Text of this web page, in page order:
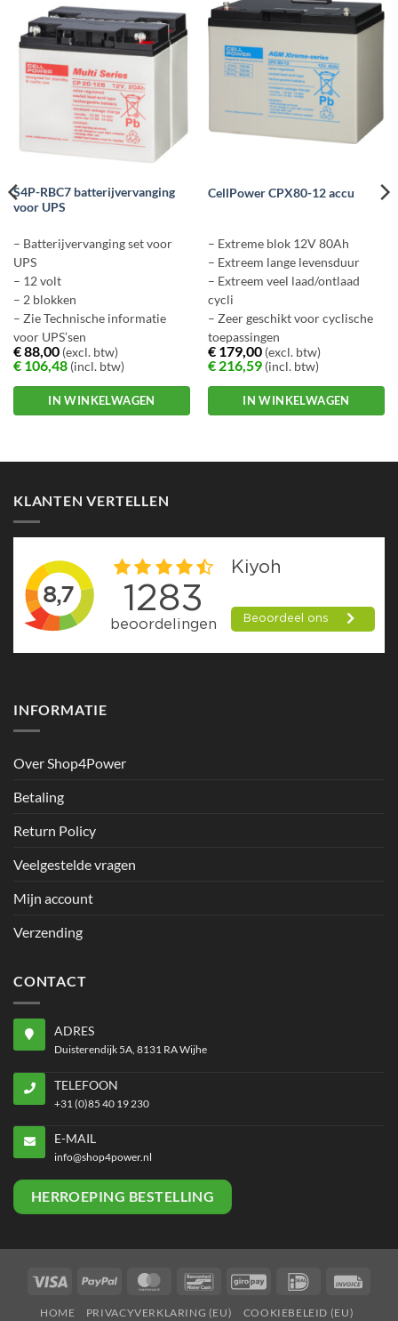
S4P-RBC7 batterijvervanging
voor UPS
– Batterijvervanging set voor
UPS
– 12 volt
– 2 blokken
– Zie Technische informatie
voor UPS’sen
€88,00(excl. btw)
€106,48(incl. btw)
IN WINKELWAGEN
CellPower CPX80-12 accu
– Extreme blok 12V 80Ah
– Extreem lange levensduur
– Extreem veel laad/ontlaad
cycli
– Zeer geschikt voor cyclische
toepassingen
– Ook geschikt voor movers,
scootmobiel etc.
€179,00(excl. btw)
€216,59(incl. btw)
IN WINKELWAGEN
KLANTEN VERTELLEN
INFORMATIE
Over Shop4Power
Betaling
Return Policy
Veelgestelde vragen
Mijn account
Verzending
CONTACT
ADRES
Duisterendijk 5A, 8131 RA Wijhe
TELEFOON
+31 (0)85 40 19 230
E-MAIL
info@shop4power.nl
HERROEPING BESTELLING
Visa PayPal MasterCardBancontactGiroPay IDeal
HOME PRIVACYVERKLARING (EU)
COOKIEBELEID (EU)